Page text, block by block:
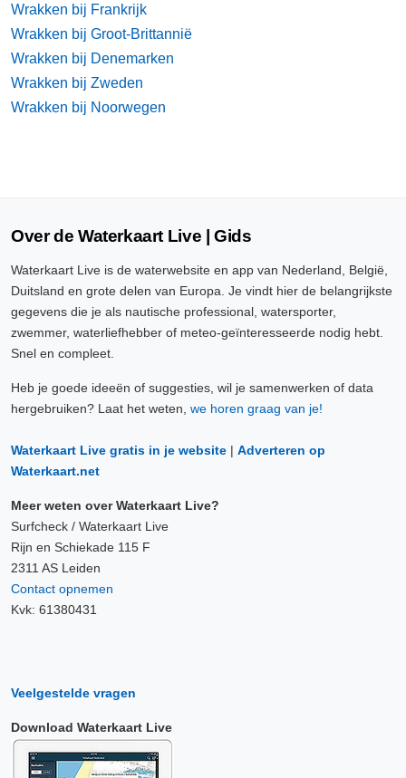
Wrakken bij Frankrijk
Wrakken bij Groot-Brittannië
Wrakken bij Denemarken
Wrakken bij Zweden
Wrakken bij Noorwegen
Over de Waterkaart Live | Gids
Waterkaart Live is de waterwebsite en app van Nederland, België,
Duitsland en grote delen van Europa. Je vindt hier de belangrijkste
gegevens die je als nautische professional, watersporter,
zwemmer, waterliefhebber of meteo-geïnteresseerde nodig hebt.
Snel en compleet.
Heb je goede ideeën of suggesties, wil je samenwerken of data
hergebruiken? Laat het weten, we horen graag van je!
Waterkaart Live gratis in je website | Adverteren op
Waterkaart.net
Meer weten over Waterkaart Live?
Surfcheck / Waterkaart Live
Rijn en Schiekade 115 F
2311 AS Leiden
Contact opnemen
Kvk: 61380431
Veelgestelde vragen
Download Waterkaart Live